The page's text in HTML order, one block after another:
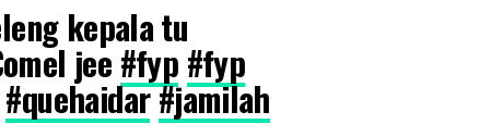
kepala tu
jee#fyp #fyp
#quehaidar#jamilah